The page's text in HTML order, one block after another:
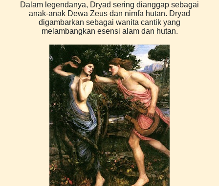
Dalam legendanya, Dryad sering dianggap sebagai
anak-anak Dewa Zeus dan nimfa hutan. Dryad
digambarkan sebagai wanita cantik yang
melambangkan esensi alam dan hutan.